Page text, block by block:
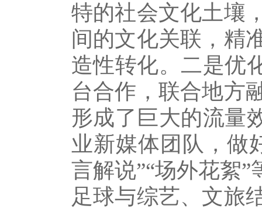
特的社会文化土壤
间的文化关联，精
造性转化。二是优
台合作，联合地方
形成了巨大的流量
业新媒体团队，做
言解说”“场外花絮
足球与综艺、文旅